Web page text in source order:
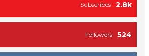
2.8k
Subscribes
524
Followers